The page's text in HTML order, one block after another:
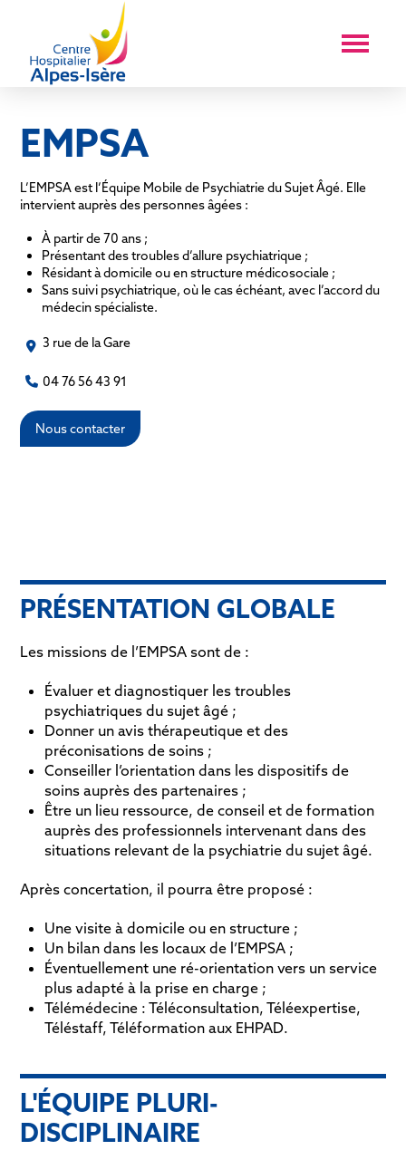
EMPSA
L’EMPSA est l’Équipe Mobile de Psychiatrie du Sujet Âgé. Elle
intervient auprès des personnes âgées :
À partir de 70 ans ;
Présentant des troubles d’allure psychiatrique ;
Résidant à domicile ou en structure médicosociale ;
Sans suivi psychiatrique, où le cas échéant, avec l’accord du
médecin spécialiste.
3 rue de la Gare
04 76 56 43 91
Nous contacter
PRÉSENTATION GLOBALE
Les missions de l’EMPSA sont de :
Évaluer et diagnostiquer les troubles
psychiatriques du sujet âgé ;
Donner un avis thérapeutique et des
préconisations de soins ;
Conseiller l’orientation dans les dispositifs de
soins auprès des partenaires ;
Être un lieu ressource, de conseil et de formation
auprès des professionnels intervenant dans des
situations relevant de la psychiatrie du sujet âgé.
Après concertation, il pourra être proposé :
Une visite à domicile ou en structure ;
Un bilan dans les locaux de l’EMPSA ;
Éventuellement une ré-orientation vers un service
plus adapté à la prise en charge ;
Télémédecine : Téléconsultation, Téléexpertise,
Téléstaff, Téléformation aux EHPAD.
L'ÉQUIPE PLURI-
DISCIPLINAIRE